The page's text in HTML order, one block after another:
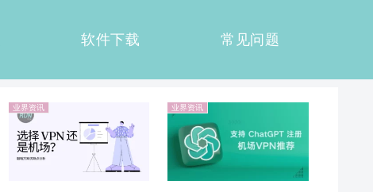
软件下载 常见问题
业界资讯 业界资讯